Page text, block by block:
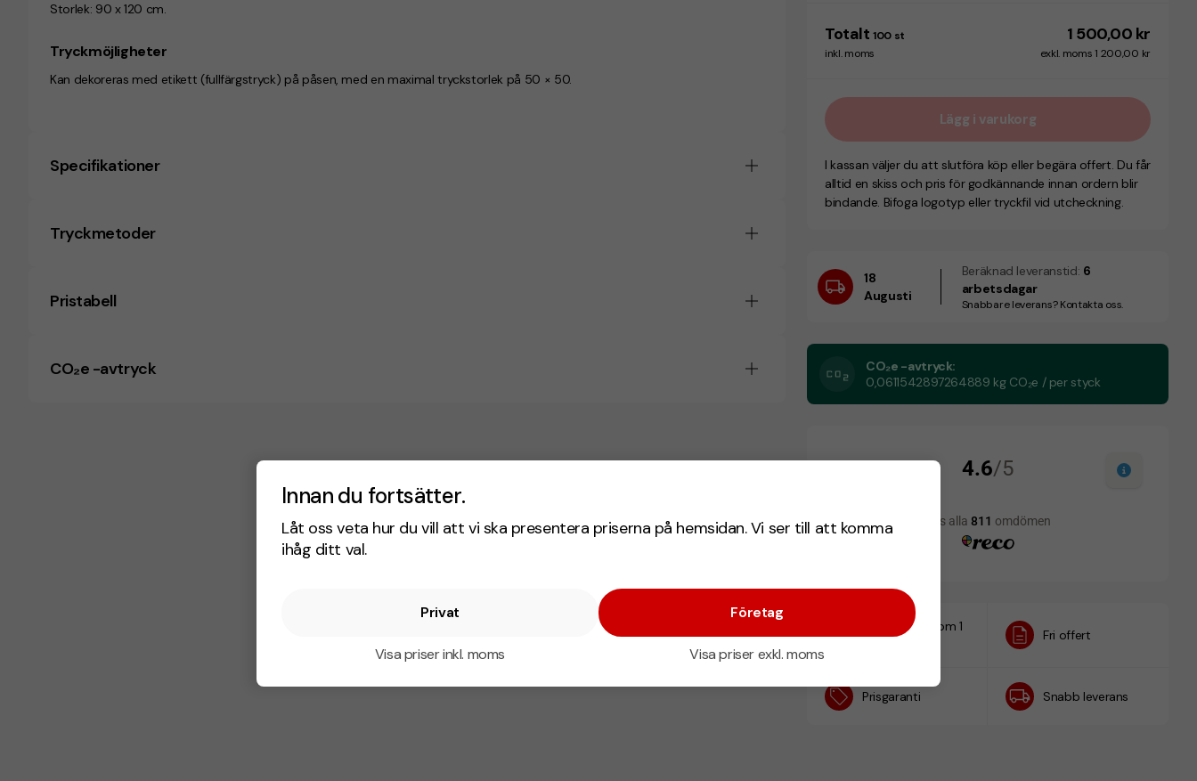
Innan du fortsätter.
Låt oss veta hur du vill att vi ska presentera priserna på hemsidan. Vi ser till att komma
ihåg ditt val.
Privat
Visa priser inkl. moms
Företag
Visa priser exkl. moms
Storlek: 90 x 120 cm.
Tryckmöjligheter
Kan dekoreras med etikett (fullfärgstryck) på påsen, med en maximal tryckstorlek på 50 × 50.
Specifikationer
Tryckmetoder
Pristabell
CO₂e -avtryck
Totalt 100 st 1 500,00 kr
inkl. moms exkl. moms 1 200,00 kr
Lägg i varukorg
I kassan väljer du att slutföra köp eller begära offert. Du får
alltid en skiss och pris för godkännande innan ordern blir
bindande. Bifoga logotyp eller tryckfil vid utcheckning.
18
Augusti
Beräknad leveranstid: 6
arbetsdagar
Snabbare leverans? Kontakta oss.
CO₂e -avtryck:
0,0611542897264889 kg CO₂e / per styck
Designskiss inom 1
Fri offert
Prisgaranti Snabb leverans